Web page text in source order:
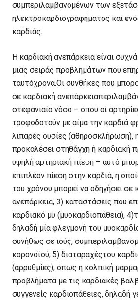
συμπεριλαμβανομένων των
ηλεκτροκαρδιογραφήματος και
καρδιάς.
Η καρδιακή ανεπάρκεια είναι
μιας σειράς προβλημάτων που
ταυτόχρονα.Οι συνθήκες που
σε καρδιακή
στεφανιαία νόσο – όπου οι
τροφοδοτούν με αίμα την καρδιά
λιπαρές ουσίες (αθηροσκλήρωση),
προκαλέσει στηθάγχη ή καρδιακή
υψηλή αρτηριακή πίεση – αυτό
επιπλέον πίεση στην καρδιά, η
του χρόνου μπορεί να οδηγήσει σε
ανεπάρκεια, 3) καταστάσεις που
καρδιακό μυ (μυοκαρδιοπάθεια),
δηλαδή μία φλεγμονή του
συνήθως σε ιούς,
κορονοϊού, 5) διαταραχέςτου
(αρρυθμίες), όπως η κολπική
προβλήματα με τις καρδιακές
συγγενείς καρδιοπάθειες, δηλαδή